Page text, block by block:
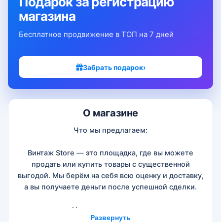
О магазине
Что мы предлагаем:
Винтаж Store — это площадка, где вы можете
продать или купить товары с существенной
выгодой. Мы берём на себя всю оценку и доставку,
а вы получаете деньги после успешной сделки.
Наши преимущества:
Развернуть
магазина
Бесплатное продвижение в ТОП на 7 дней
Забрать подарок›